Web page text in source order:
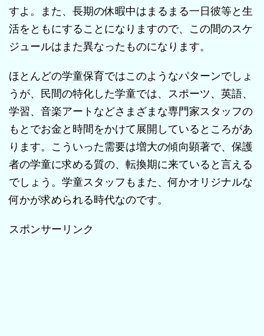
すよ。また、長期の休暇中はまるまる一日彼等と生
活をともにすることになりますので、この間のスケ
ジュールはまた異なったものになります。
ほとんどの学童保育ではこのようなパターンでしょ
うが、民間の特化した学童では、スポーツ、英語、
学習、音楽アートなどさまざまな専門家スタッフの
もとでお金と時間をかけて展開しているところがあ
ります。こういった需要は増大の傾向顕著で、保護
者の学童に求める質の、転換期に来ていると言える
でしょう。学童スタッフもまた、何かオリジナルな
何かが求められる時代なのです。
スポンサーリンク